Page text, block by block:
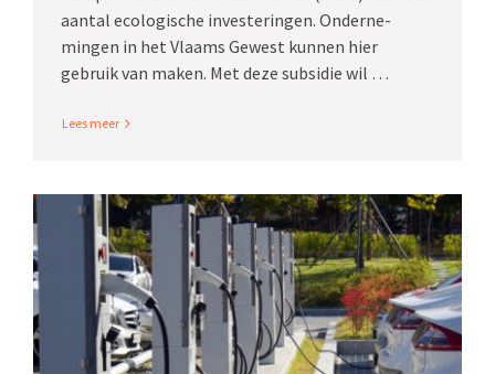
aantal ecolo­gische inves­te­ringen. Onder­ne­
mingen in het Vlaams Gewest kunnen hier
gebruik van maken. Met deze subsidie wil …
Read More